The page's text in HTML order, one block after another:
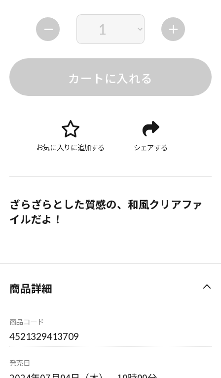
カートに入れる
お気に入りに追加する シェアする
ざらざらとした質感の、和風クリアファ
イルだよ！
商品詳細
商品コード
4521329413709
発売日